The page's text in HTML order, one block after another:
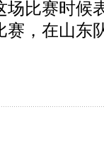
比赛时候
，在山东